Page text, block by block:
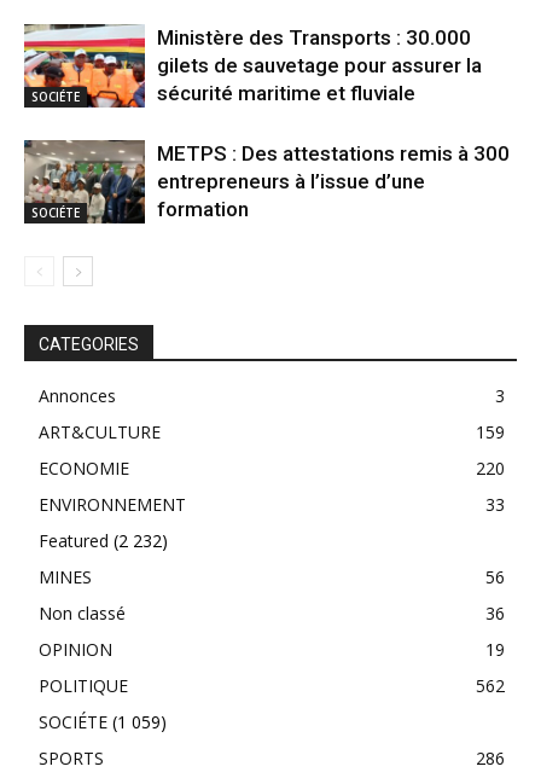
SOCIÉTE
Ministère des Transports : 30.000
gilets de sauvetage pour assurer la
sécurité maritime et fluviale
SOCIÉTE
METPS : Des attestations remis à 300
entrepreneurs à l’issue d’une
formation
CATEGORIES
Annonces
3
ART&CULTURE
159
ECONOMIE
220
ENVIRONNEMENT
33
Featured (2 232)
MINES
56
Non classé
36
OPINION
19
POLITIQUE
562
SOCIÉTE (1 059)
SPORTS
286